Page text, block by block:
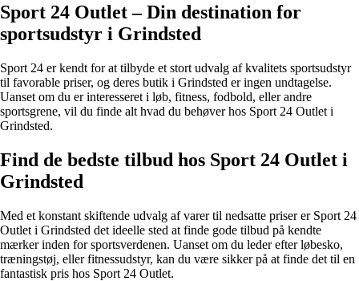
Sport 24 Outlet – Din destination for
sportsudstyr i Grindsted
Sport 24 er kendt for at tilbyde et stort udvalg af kvalitets sportsudstyr
til favorable priser, og deres butik i Grindsted er ingen undtagelse.
Uanset om du er interesseret i løb, fitness, fodbold, eller andre
sportsgrene, vil du finde alt hvad du behøver hos Sport 24 Outlet i
Grindsted.
Find de bedste tilbud hos Sport 24 Outlet i
Grindsted
Med et konstant skiftende udvalg af varer til nedsatte priser er Sport 24
Outlet i Grindsted det ideelle sted at finde gode tilbud på kendte
mærker inden for sportsverdenen. Uanset om du leder efter løbesko,
træningstøj, eller fitnessudstyr, kan du være sikker på at finde det til en
fantastisk pris hos Sport 24 Outlet.